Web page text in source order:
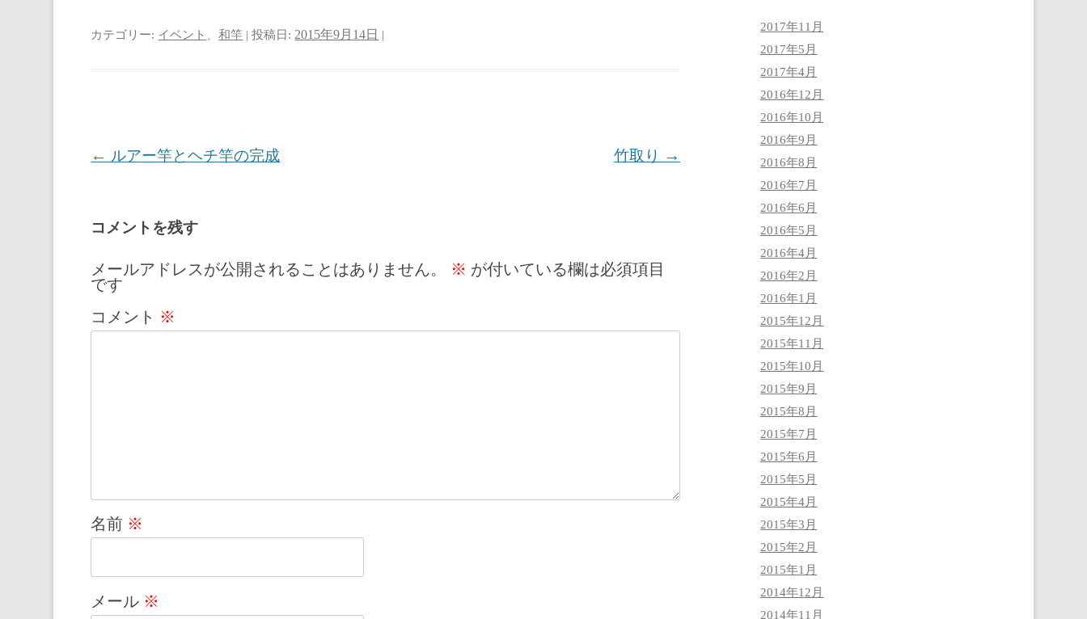
カテゴリー: イベント 、和竿 | 投稿日: 2015年9月14日 |
投
ゲ
シ
← ルアー竿とヘチ竿の完成 竹取り →
コメントを残す
メールアドレスが公開されることはありません。 ※ が付いている欄は必須項目
です
コメント ※
名前 ※
メール ※
2017年11月
2017年5月
2017年4月
2016年12月
2016年10月
2016年9月
2016年8月
2016年7月
2016年6月
2016年5月
2016年4月
2016年2月
2016年1月
2015年12月
2015年11月
2015年10月
2015年9月
2015年8月
2015年7月
2015年6月
2015年5月
2015年4月
2015年3月
2015年2月
2015年1月
2014年12月
2014年11月